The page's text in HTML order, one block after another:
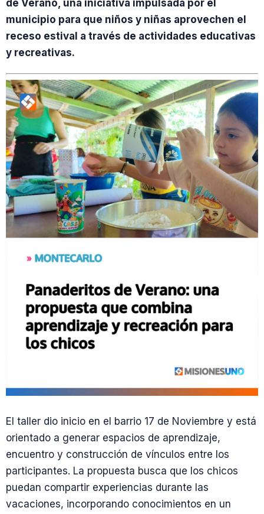
de Verano, una iniciativa impulsada por el
municipio para que niños y niñas aprovechen el
receso estival a través de actividades educativas
y recreativas.
El taller dio inicio en el barrio 17 de Noviembre y está
orientado a generar espacios de aprendizaje,
encuentro y construcción de vínculos entre los
participantes. La propuesta busca que los chicos
puedan compartir experiencias durante las
vacaciones, incorporando conocimientos en un